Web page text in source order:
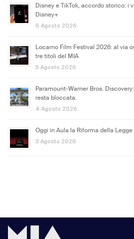
Disney e TikTok, accordo storico: i
Disney+
6 Agosto 2026
Locarno Film Festival 2026: al via
tre titoli del MIA
5 Agosto 2026
Paramount-Warner Bros.
resta bloccata.
4 Agosto 2026
Oggi in Aula la Riforma della
3 Agosto 2026